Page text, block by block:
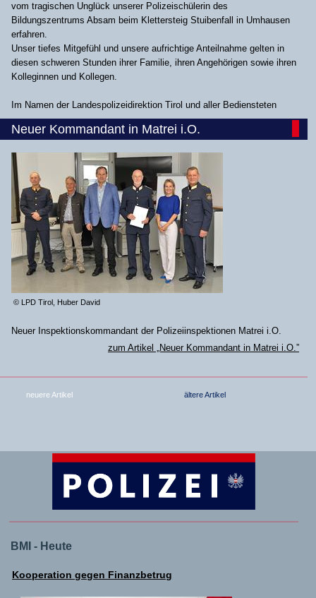
vom tragischen Unglück unserer Polizeischülerin des
Bildungszentrums Absam beim Klettersteig Stuibenfall in Umhausen
erfahren.
Unser tiefes Mitgefühl und unsere aufrichtige Anteilnahme gelten in
diesen schweren Stunden ihrer Familie, ihren Angehörigen sowie ihren
Kolleginnen und Kollegen.
Im Namen der Landespolizeidirektion Tirol und aller Bediensteten
Neuer Kommandant in Matrei i.O.
© LPD Tirol, Huber David
Neuer Inspektionskommandant der Polizeiinspektionen Matrei i.O.
zum Artikel „Neuer Kommandant in Matrei i.O.”
neuere Artikel ältere Artikel
BMI - Heute
Kooperation gegen Finanzbetrug